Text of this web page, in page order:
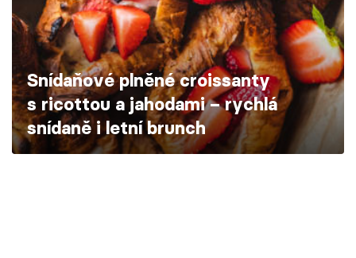
Škola vaření
Recepty z TV
Speciál: Cuketa
Těhotnej kuchař
Snídaňové plněné croissanty
s ricottou a jahodami – rychlá
snídaně i letní brunch